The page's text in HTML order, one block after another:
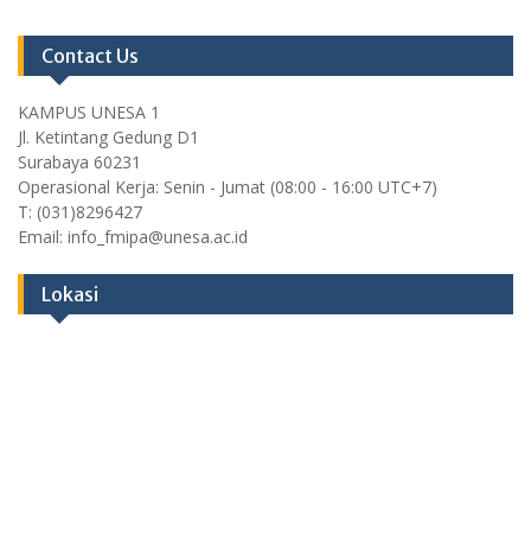
Contact Us
KAMPUS UNESA 1
Jl. Ketintang Gedung D1
Surabaya 60231
Operasional Kerja: Senin - Jumat (08:00 - 16:00 UTC+7)
T: (031)8296427
Email: info_fmipa@unesa.ac.id
Lokasi